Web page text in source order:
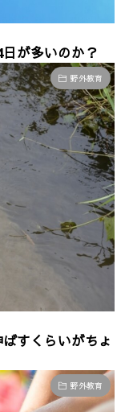
が多いのか？
野外教育
すくらいがちょ
野外教育